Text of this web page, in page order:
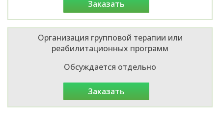
заказать
Организация групповой терапии или
реабилитационных программ
Обсуждается отдельно
заказать